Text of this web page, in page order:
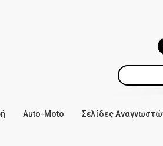
Αναζήτηση
Auto-Moto Σελίδες